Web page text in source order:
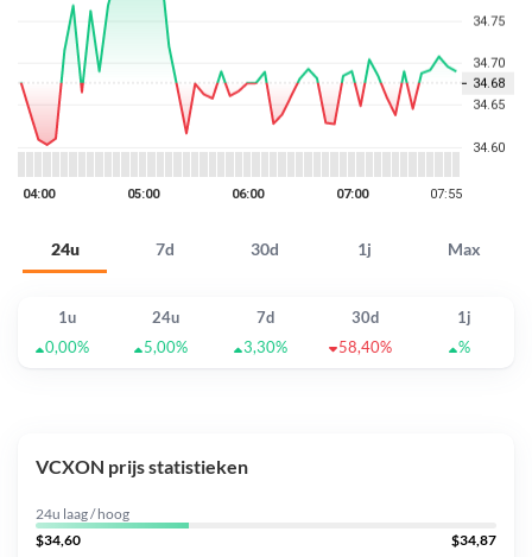
24u 7d 30d 1j Max
1u 24u 7d 30d
1j
0,00%
5,00% 3,30% 58,40% %
VCXON prijs statistieken
24u laag / hoog
$34,60
$34,87